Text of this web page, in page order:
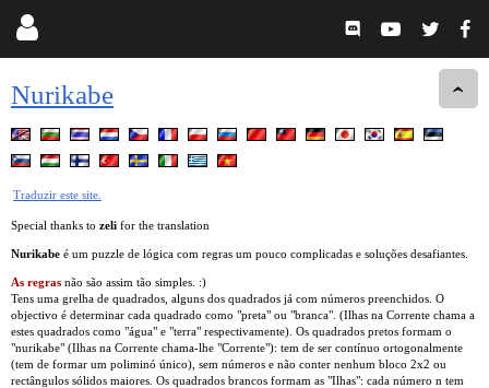
Nurikabe
Traduzir este site.
Special thanks to zeli for the translation
Nurikabe é um puzzle de lógica com regras um pouco complicadas e soluções desafiantes.
As regras não são assim tão simples. :)
Tens uma grelha de quadrados, alguns dos quadrados já com números preenchidos. O
objectivo é determinar cada quadrado como "preta" ou "branca". (Ilhas na Corrente chama a
estes quadrados como "água" e "terra" respectivamente). Os quadrados pretos formam o
"nurikabe" (Ilhas na Corrente chama-lhe "Corrente"): tem de ser contínuo ortogonalmente
(tem de formar um poliminó único), sem números e não conter nenhum bloco 2x2 ou
rectângulos sólidos maiores. Os quadrados brancos formam as "Ilhas": cada número n tem